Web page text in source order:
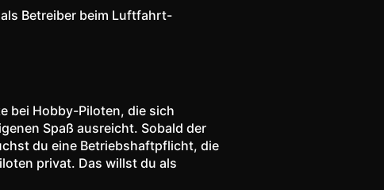
Betreiber beim Luftfahrt-
bei Hobby-Piloten, die sich
Spaß ausreicht. Sobald der
du eine Betriebshaftpflicht, die
privat. Das willst du als